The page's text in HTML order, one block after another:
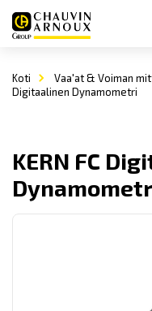
Koti Vaa'at & Voiman
Digitaalinen Dynamometri
KERN FC